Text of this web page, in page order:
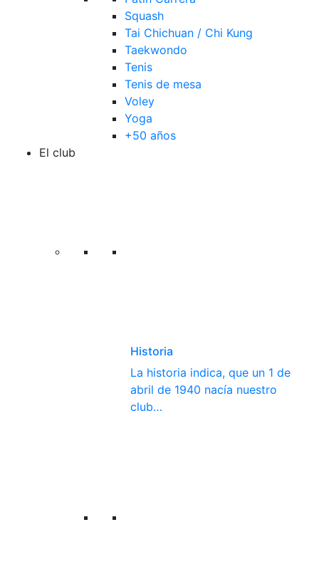
Squash
Tai Chichuan / Chi Kung
Taekwondo
Tenis
Tenis de mesa
Voley
Yoga
+50 años
El club
Historia
La historia indica, que un 1 de
abril de 1940 nacía nuestro
club…